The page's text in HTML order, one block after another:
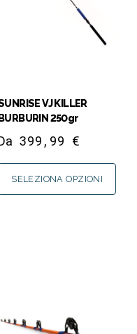
VJ KILLER
250gr
399,99 €
SELEZIONA OPZIONI